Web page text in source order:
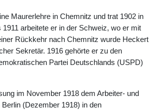
Maurerlehre in Chemnitz und trat 1902 in
arbeitete er in der Schweiz, wo er mit
Rückkehr nach Chemnitz wurde Heckert
Sekretär. 1916 gehörte er zu den
Partei Deutschlands (USPD)
im November 1918 dem Arbeiter- und
(Dezember 1918) in den